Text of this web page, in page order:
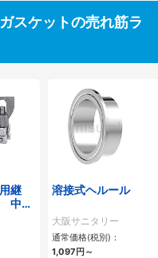
スケットの売れ筋ラ
継
中・
溶接式ヘルール
大阪サニタリー
通常価格(税別)：
1,097円～